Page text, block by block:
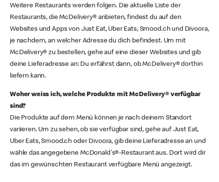
Weitere Restaurants werden folgen. Die aktuelle Liste der
Restaurants, die McDelivery® anbieten, findest du auf den
Websites und Apps von Just Eat, Uber Eats, Smood.ch und Divoora,
je nachdem, an welcher Adresse du dich befindest. Um mit
McDelivery® zu bestellen, gehe auf eine dieser Websites und gib
deine Lieferadresse an: Du erfährst dann, ob McDelivery® dorthin
liefern kann.
Woher weiss ich, welche Produkte mit McDelivery® verfügbar
sind?
Die Produkte auf dem Menü können je nach deinem Standort
variieren. Um zu sehen, ob sie verfügbar sind, gehe auf Just Eat,
Uber Eats, Smood.ch oder Divoora, gib deine Lieferadresse an und
wähle das angegebene McDonald's®-Restaurant aus. Dort wird dir
das im gewünschten Restaurant verfügbare Menü angezeigt.